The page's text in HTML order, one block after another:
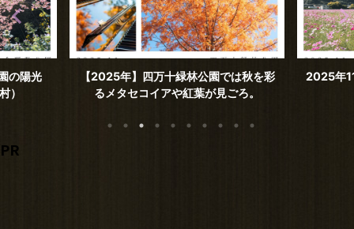
秋を彩
ろ。
2025年11月撮影 見頃を迎えた高須のコ
スモス（高知市）
2025年
PR